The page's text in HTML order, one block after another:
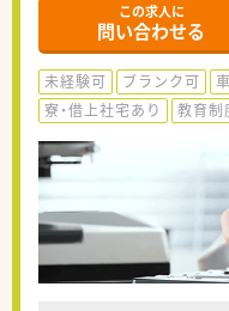
この求人に
問い合わせる
未経験可 ブランク可
寮・借上社宅あり
教育制